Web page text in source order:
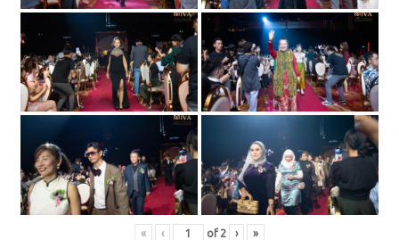
« ‹ of 2 › »